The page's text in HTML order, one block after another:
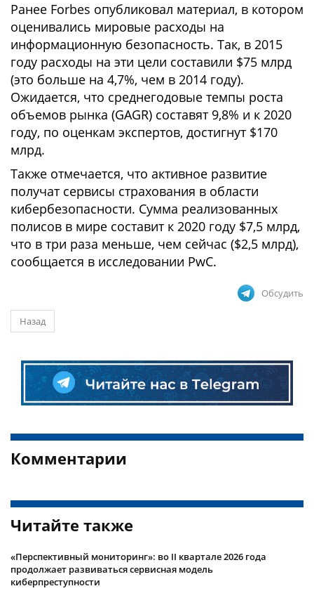
Ранее Forbes опубликовал материал, в котором
оценивались мировые расходы на
информационную безопасность. Так, в 2015
году расходы на эти цели составили $75 млрд
(это больше на 4,7%, чем в 2014 году).
Ожидается, что среднегодовые темпы роста
объемов рынка (GAGR) составят 9,8% и к 2020
году, по оценкам экспертов, достигнут $170
млрд.
Также отмечается, что активное развитие
получат сервисы страхования в области
кибербезопасности. Сумма реализованных
полисов в мире составит к 2020 году $7,5 млрд,
что в три раза меньше, чем сейчас ($2,5 млрд),
сообщается в исследовании PwC.
Обсудить
Назад
Комментарии
Читайте также
«Перспективный мониторинг»: во II квартале 2026 года
продолжает развиваться сервисная модель
киберпреступности